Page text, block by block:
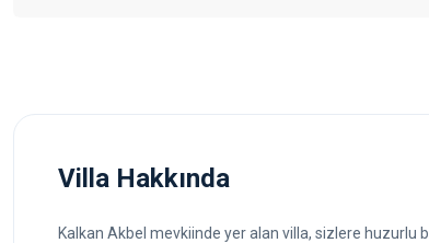
Villa Hakkında
Kalkan Akbel mevkiinde yer alan villa, sizlere huzurlu